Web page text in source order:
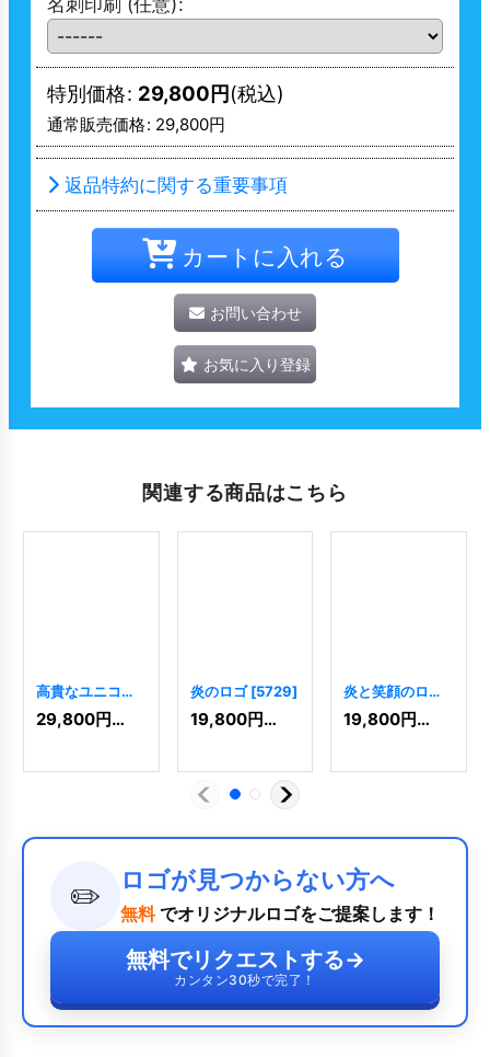
特別価格: 29,800円(税込)
通常販売価格: 29,800円
返品特約に関する重要事項
カートに入れる
お問い合わせ
お気に入り登録
関連する商品はこちら
高貴なユニコー
ンのロゴ[8256
29,800円(税込)
炎のロゴ [5729]
19,800円(税込)
炎と笑顔のロゴ
[2285]
19,800円(税込)
✏️ ロゴが見つからない方へ
無料 でオリジナルロゴをご提案します！
無料でリクエストする→
カンタン30秒で完了！